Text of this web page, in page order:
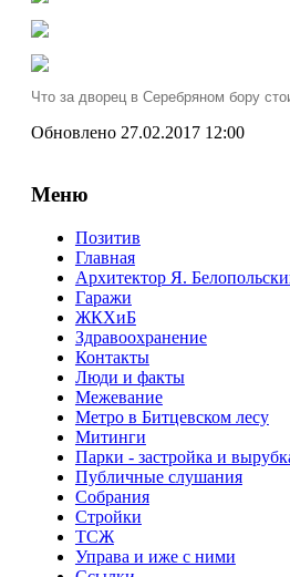
Что за дворец в Серебряном бору
Обновлено 27.02.2017 12:00
Меню
Позитив
Главная
Архитектор Я.
Гаражи
ЖКХиБ
Здравоохранение
Контакты
Люди и факты
Межевание
Метро в Битцевском лесу
Митинги
Парки - застройка и
Публичные слушания
Собрания
Стройки
ТСЖ
Управа и иже с ними